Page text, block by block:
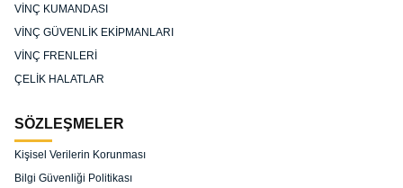
VİNÇ KUMANDASI
VİNÇ GÜVENLİK EKİPMANLARI
VİNÇ FRENLERİ
ÇELİK HALATLAR
SÖZLEŞMELER
Kişisel Verilerin Korunması
Bilgi Güvenliği Politikası